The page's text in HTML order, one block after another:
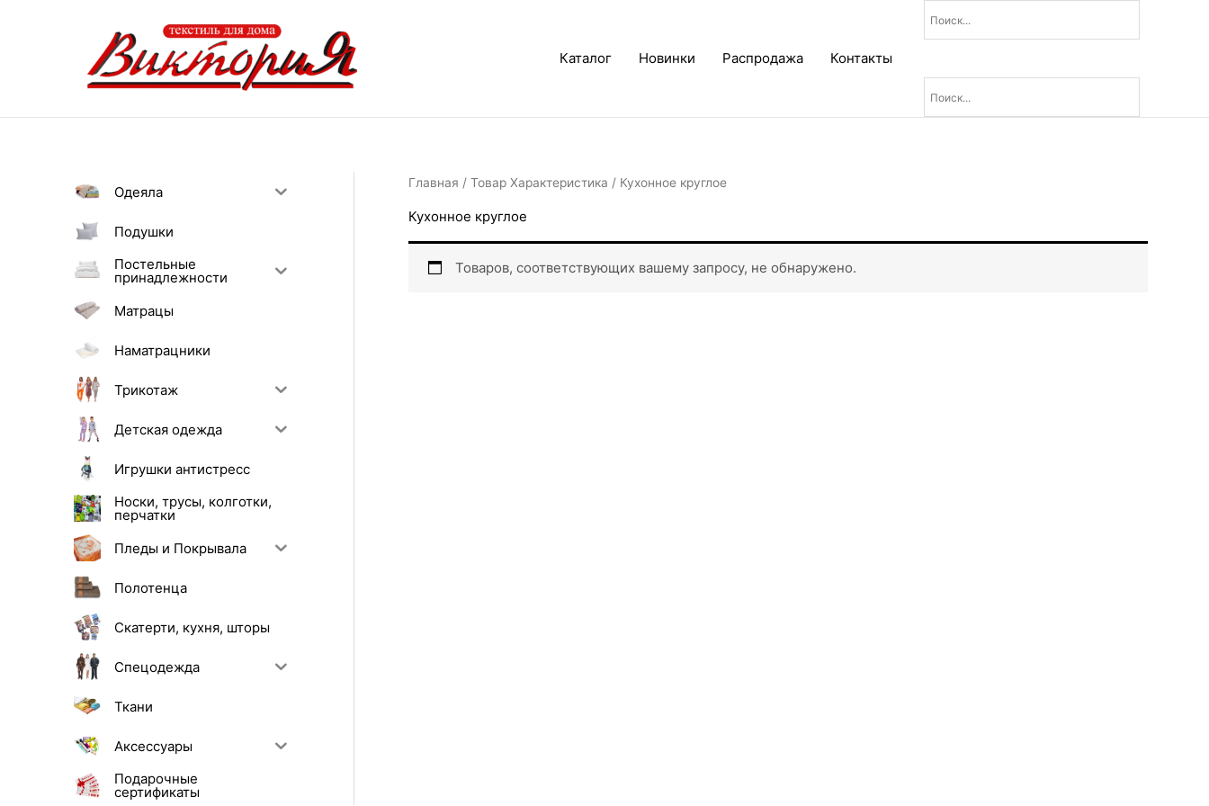
Каталог Новинки Распродажа Контакты
Одеяла
Подушки
Постельные
принадлежности
Матрацы
Наматрацники
Трикотаж
Детская одежда
Игрушки антистресс
Носки, трусы, колготки,
перчатки
Пледы и Покрывала
Полотенца
Скатерти, кухня, шторы
Спецодежда
Ткани
Аксессуары
Подарочные
сертификаты
Главная / Товар Характеристика / Кухонное круглое
Кухонное круглое
Товаров, соответствующих вашему запросу, не обнаружено.